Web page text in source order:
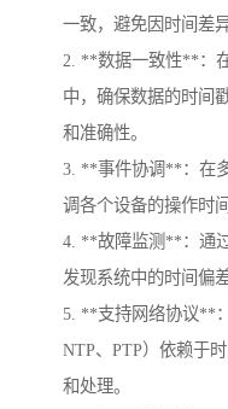
一致，避免因时间差
2. **数据一致性**：
中，确保数据的时间
和准确性。
3. **事件协调**：在
调各个设备的操作时
4. **故障监测**：通
发现系统中的时间偏
5. **支持网络协议**
NTP、PTP）依赖于
和处理。